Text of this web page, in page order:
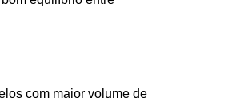
com maior volume de